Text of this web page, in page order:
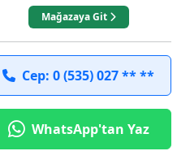
Mağazaya Git
Cep: 0 (535) 027 ** **
WhatsApp'tan Yaz